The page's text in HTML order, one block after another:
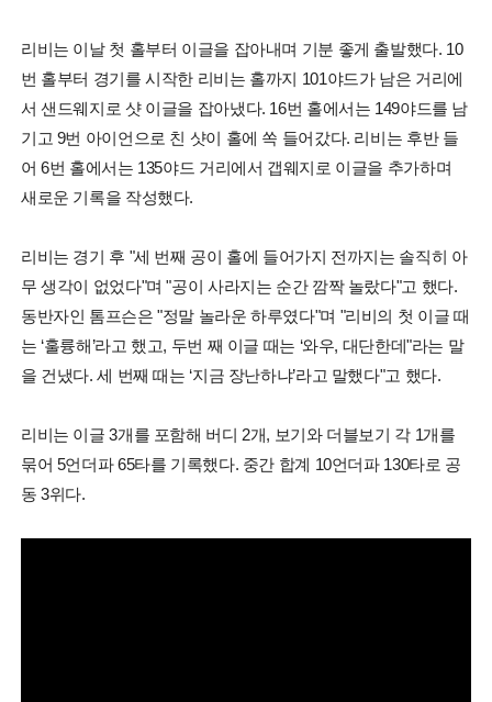
리비는 이날 첫 홀부터 이글을 잡아내며 기분 좋게 출발했다. 10
번 홀부터 경기를 시작한 리비는 홀까지 101야드가 남은 거리에
서 샌드웨지로 샷 이글을 잡아냈다. 16번 홀에서는 149야드를 남
기고 9번 아이언으로 친 샷이 홀에 쏙 들어갔다. 리비는 후반 들
어 6번 홀에서는 135야드 거리에서 갭웨지로 이글을 추가하며
새로운 기록을 작성했다.
리비는 경기 후 "세 번째 공이 홀에 들어가지 전까지는 솔직히 아
무 생각이 없었다"며 "공이 사라지는 순간 깜짝 놀랐다"고 했다.
동반자인 톰프슨은 "정말 놀라운 하루였다"며 "리비의 첫 이글 때
는 ‘훌륭해’라고 했고, 두번 째 이글 때는 ‘와우, 대단한데"라는 말
을 건냈다. 세 번째 때는 ‘지금 장난하냐’라고 말했다"고 했다.
리비는 이글 3개를 포함해 버디 2개, 보기와 더블보기 각 1개를
묶어 5언더파 65타를 기록했다. 중간 합계 10언더파 130타로 공
동 3위다.